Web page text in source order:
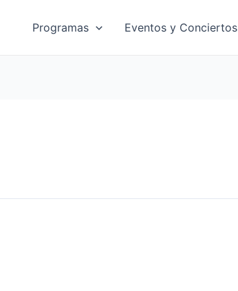
Programas Eventos y Conciertos